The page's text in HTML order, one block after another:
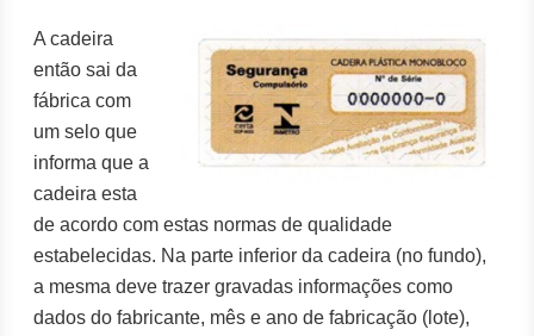
A cadeira
então sai da
fábrica com
um selo que
informa que a
cadeira esta
de acordo com estas normas de qualidade
estabelecidas. Na parte inferior da cadeira (no fundo),
a mesma deve trazer gravadas informações como
dados do fabricante, mês e ano de fabricação (lote),